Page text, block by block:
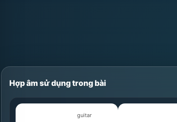
Hợp âm sử dụng trong bài
guitar